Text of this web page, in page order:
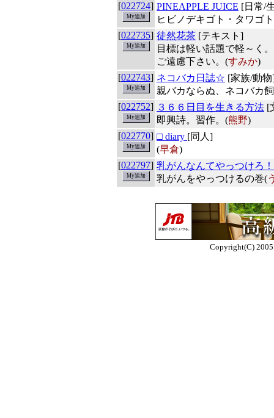
[022724] PINEAPPLE JUICE [日常/
ヒビノデキゴト・タワゴ
[022735] 徒然花茶 [テキスト]
目標は軽い話題で軽～く
ご遠慮下さい。(すみか)
[022743] ネコバカ日誌☆ [家族/動
親バカならぬ、ネコバカ
[022752] ３６６日目を生きる方法 [
即興詩。習作。(熊野)
[022770] □ diary [同人]
(早倉)
[022797] 乳がんなんてやっつけろ
乳がんをやっつけるの巻(
Copyright(C)